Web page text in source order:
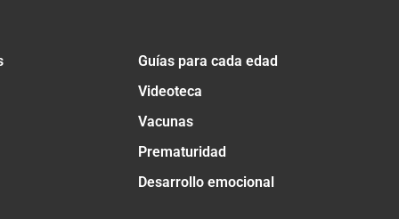
Guías para cada edad
Videoteca
Vacunas
Prematuridad
Desarrollo emocional